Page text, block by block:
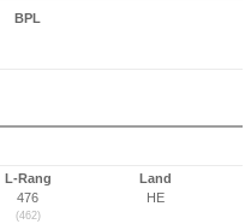
BPL
L-Rang
476
(462)
Land
HE